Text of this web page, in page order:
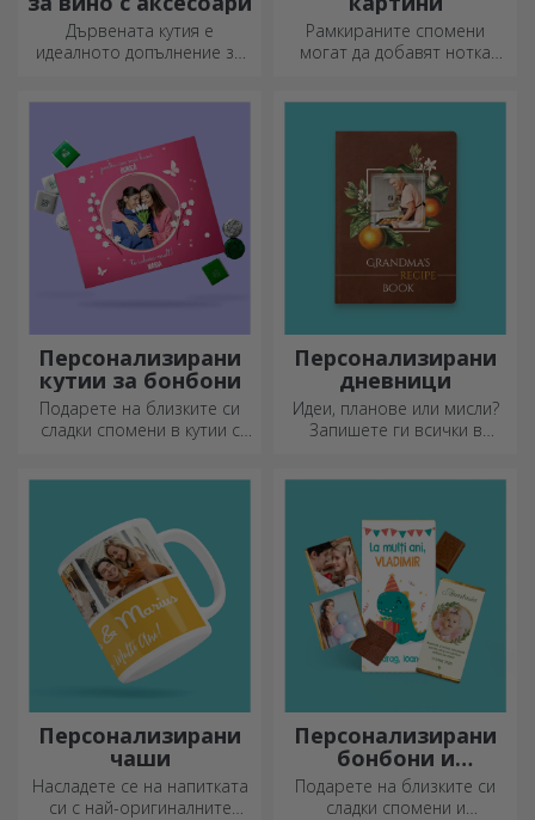
Дървената кутия е
идеалното допълнение за
Рамкираните спомени
могат да добавят нотка
създадат вашата собствена
история!
Персонализирани
кутии за бонбони
Подарете на близките си
сладки спомени в кутии с
Персонализирани
дневници
Идеи, планове или мисли?
Запишете ги всички в
Персонализирани
чаши
Насладете се на напитката
си с най-оригиналните
Персонализирани
бонбони и
сладкиши
Подарете на близките си
сладки спомени и